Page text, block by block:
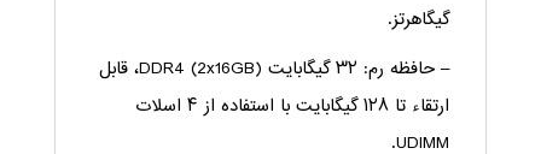
گیگاهرتز.
– حافظه رم: ۳۲ گیگابایت DDR4 (2x16GB)، قابل
ارتقاء تا ۱۲۸ گیگابایت با استفاده از ۴ اسلات
UDIMM.